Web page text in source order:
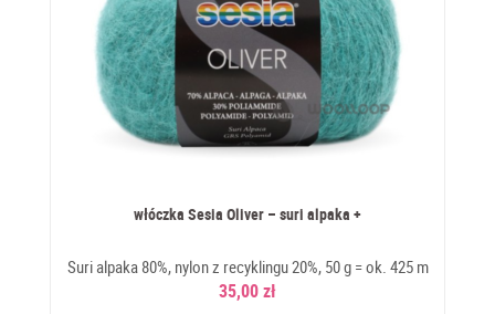
włóczka Sesia Oliver – suri alpaka +
Suri alpaka 80%, nylon z recyklingu 20%, 50 g = ok. 425 m
35,00zł